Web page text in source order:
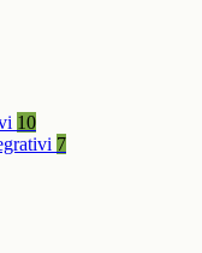
10
7